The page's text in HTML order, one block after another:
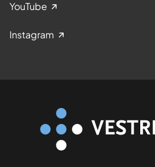
YouTube
Instagram